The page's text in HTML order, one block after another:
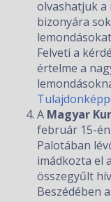
olvashatjuk a
bizonyára
Felveti a
értelme a
A Magyar
február 15-
Palotában
imádkozta el
összegyűlt
Beszédében